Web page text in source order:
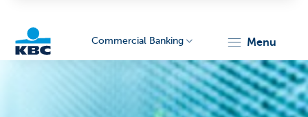
Commercial Banking menu